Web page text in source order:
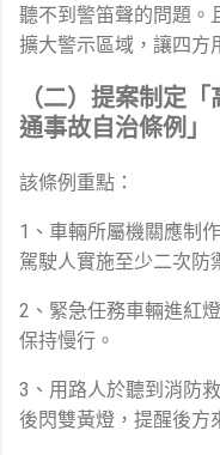
聽不到警笛聲的問題。
擴大警示區域，讓四方
（二）提案制定
通事故自治條例」
該條例重點：
1、車輛所屬機關應制
駕駛人實施至少二次防
2、緊急任務車輛進紅
保持慢行。
3、用路人於聽到消防
後閃雙黃燈，提醒後方